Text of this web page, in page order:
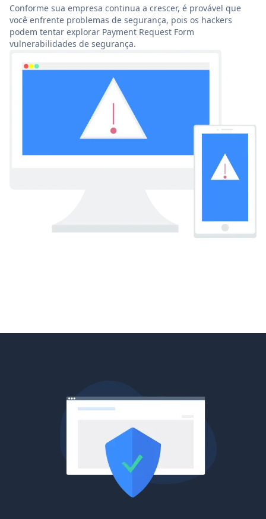
Conforme sua empresa continua a crescer, é provável que
você enfrente problemas de segurança, pois os hackers
podem tentar explorar Payment Request Form
vulnerabilidades de segurança.